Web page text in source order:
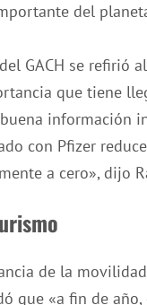
del
GACH se refirió
que tiene
información
con Pfizer
a cero», dijo
de la
que «a fin de